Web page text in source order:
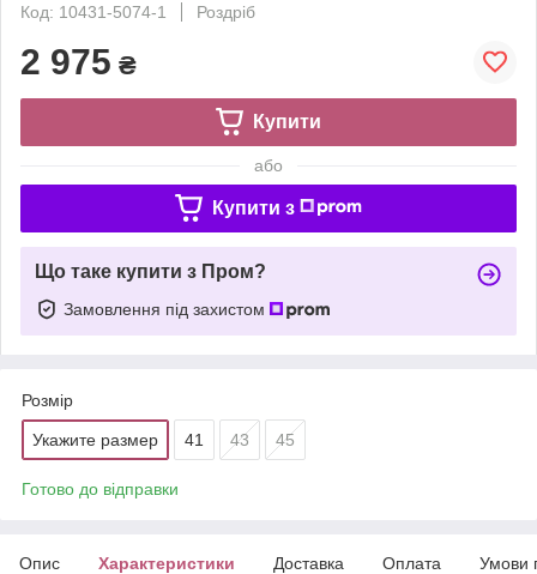
Код: 10431-5074-1
Роздріб
2 975 ₴
Купити
або
Купити з
Що таке купити з Пром?
Замовлення під захистом
Розмір
Укажите размер 41 43 45
Готово до відправки
Опис Характеристики Доставка Оплата Умови